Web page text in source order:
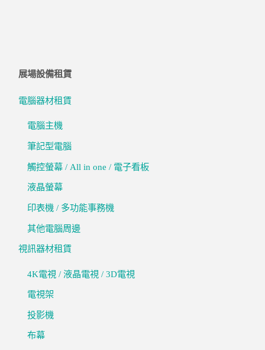
展場設備租賃
電腦器材租賃
電腦主機
筆記型電腦
觸控螢幕 / All in one / 電子看板
液晶螢幕
印表機 / 多功能事務機
其他電腦周邊
視訊器材租賃
4K電視 / 液晶電視 / 3D電視
電視架
投影機
布幕